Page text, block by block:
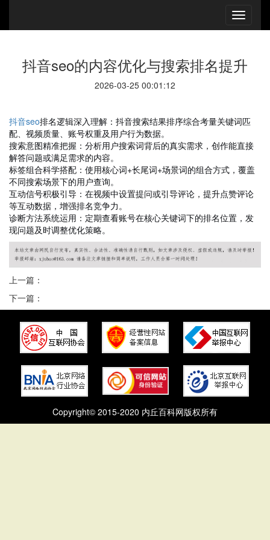
抖音seo的内容优化与搜索排名提升
2026-03-25 00:01:12
抖音seo排名逻辑深入理解：抖音搜索结果排序综合考量关键词匹
配、视频质量、账号权重及用户行为数据。
搜索意图精准把握：分析用户搜索词背后的真实需求，创作能直接
解答问题或满足需求的内容。
标签组合科学搭配：使用核心词+长尾词+场景词的组合方式，覆盖
不同搜索场景下的用户查询。
互动信号积极引导：在视频中设置提问或引导评论，提升点赞评论
等互动数据，增强排名竞争力。
诊断方法系统运用：定期查看账号在核心关键词下的排名位置，发
现问题及时调整优化策略。
上一篇：
下一篇：
Copyright© 2015-2020 内丘百科网版权所有